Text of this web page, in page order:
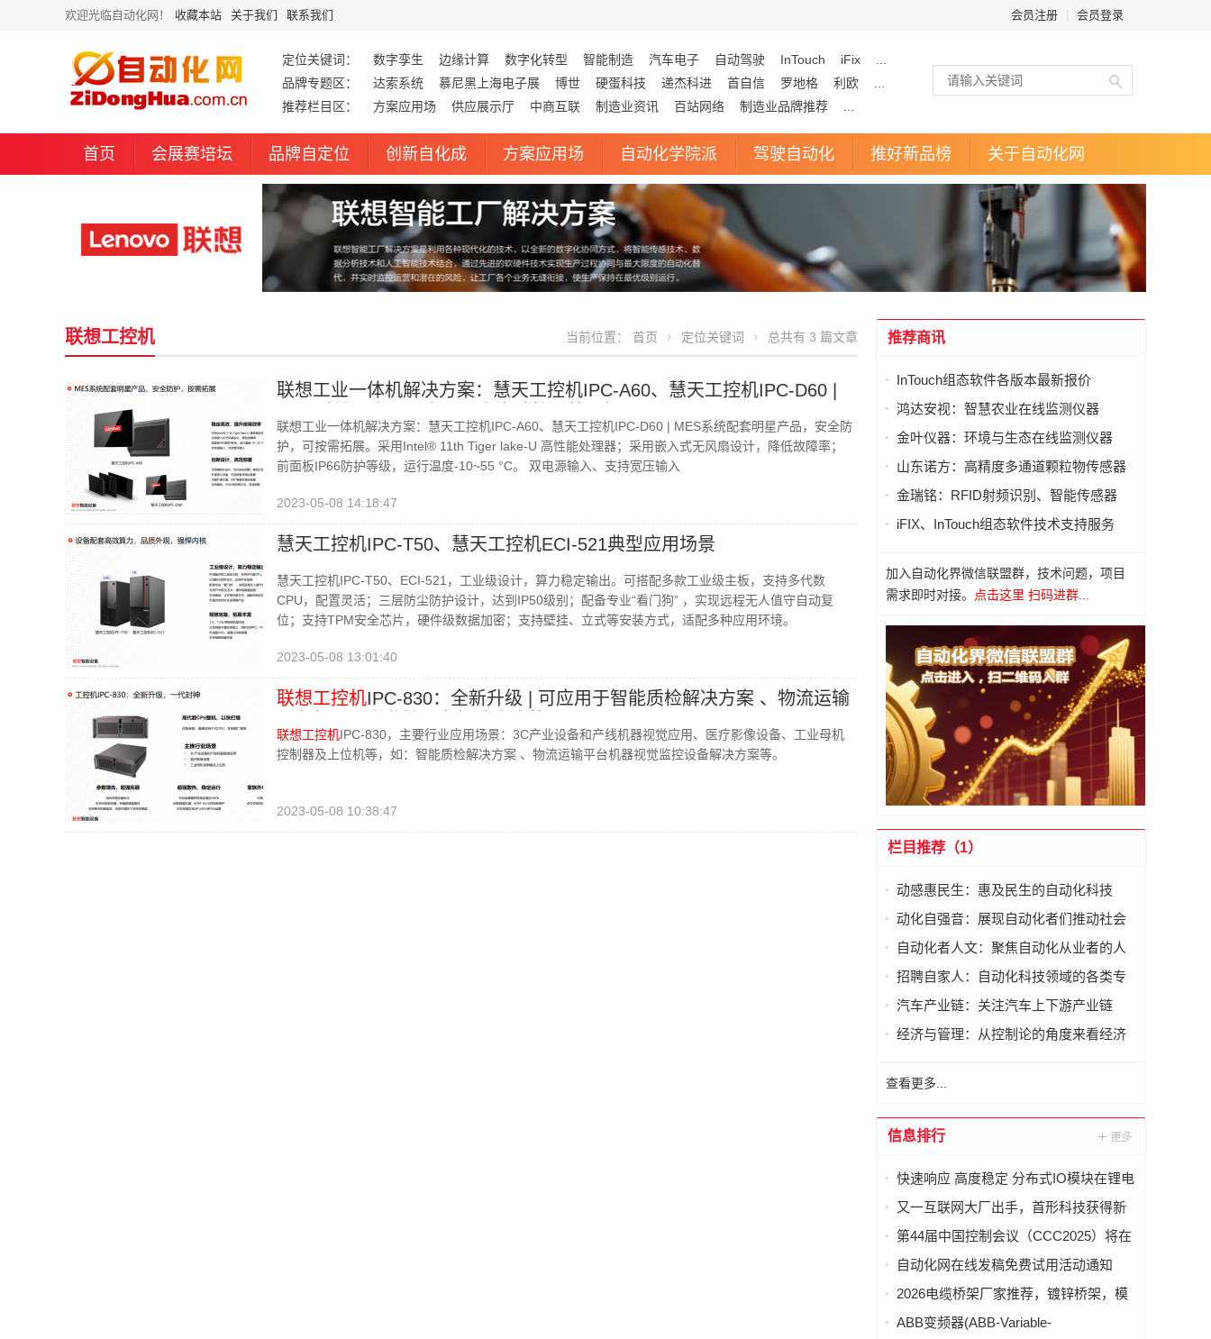
欢迎光临自动化网！ 收藏本站 关于我们 联系我们 会员注册 会员登录
定位关键词： 数字孪生 边缘计算 数字化转型 智能制造 汽车电子 自动驾驶 InTouch iFix
品牌专题区：
达索系统 慕尼黑上海电子展 博世 硬蛋科技 递杰科进 首自信 罗地格 利欧
推荐栏目区：
方案应用场 供应展示厅 中商互联 制造业资讯 百站网络 制造业品牌推荐
首页 会展赛培坛 品牌自定位 创新自化成 方案应用场 自动化学院派 驾驶自动化 推好新品榜 关于自动化网
联想工控机 当前位置： 首页 定位关键词 总共有 3 篇文章
联想工业一体机解决方案：慧天工控机IPC-A60、慧天工控机IPC-D60 |
联想工业一体机解决方案：慧天工控机IPC-A60、慧天工控机IPC-D60 | MES系统配套明星产品，安全防
护，可按需拓展。采用Intel® 11th Tiger lake-U 高性能处理器；采用嵌入式无风扇设计，降低故障率；
前面板IP66防护等级，运行温度-10~55 °C。 双电源输入、支持宽压输入
2023-05-08 14:18:47
慧天工控机IPC-T50、慧天工控机ECI-521典型应用场景
慧天工控机IPC-T50、ECI-521，工业级设计，算力稳定输出。可搭配多款工业级主板，支持多代数
CPU，配置灵活；三层防尘防护设计，达到IP50级别；配备专业“看门狗” ，实现远程无人值守自动复
位；支持TPM安全芯片，硬件级数据加密；支持壁挂、立式等安装方式，适配多种应用环境。
2023-05-08 13:01:40
联想工控机IPC-830：全新升级 | 可应用于智能质检解决方案 、物流运输
联想工控机IPC-830，主要行业应用场景：3C产业设备和产线机器视觉应用、医疗影像设备、工业母机
控制器及上位机等，如：智能质检解决方案 、物流运输平台机器视觉监控设备解决方案等。
2023-05-08 10:38:47
推荐商讯
InTouch组态软件各版本最新报价
鸿达安视：智慧农业在线监测仪器
金叶仪器：环境与生态在线监测仪器
山东诺方：高精度多通道颗粒物传感器
金瑞铭：RFID射频识别、智能传感器
iFIX、InTouch组态软件技术支持服务
加入自动化界微信联盟群，技术问题，项目
需求即时对接。
点击这里 扫码进群...
栏目推荐（1）
动感惠民生：惠及民生的自动化科技
动化自强音：展现自动化者们推动社会
进步发出的响亮声音
自动化者人文：聚焦自动化从业者的人
文思考
招聘自家人：自动化科技领域的各类专
家及人才需求资讯
汽车产业链：关注汽车上下游产业链
经济与管理：从控制论的角度来看经济
查看更多...
信息排行
快速响应 高度稳定 分布式IO模块在锂电
池制造的优势揭秘 | 支持Modbus、
EtherCAT、Ethernet/IP、BACnet/IP等多
种协议
又一互联网大厂出手，首形科技获得新
一轮数亿元A1轮融资｜人脸机器人首次
第44届中国控制会议（CCC2025）将在
重庆举办
自动化网在线发稿免费试用活动通知
2026电缆桥架厂家推荐，镀锌桥架，模
压桥架，防火桥架，瓦楞桥架厂家优选
ABB变频器(ABB-Variable-